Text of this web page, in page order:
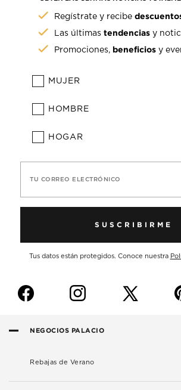
Regístrate y recibe
Las últimastendencias y
Promociones, beneficios y
MUJER
HOMBRE
HOGAR
TU CORREO ELECTRÓNICO
SUSCRIBIRME
Tus datos están protegidos. Conoce nuestra
f i
NEGOCIOS PALACIO
Rebajas de Verano